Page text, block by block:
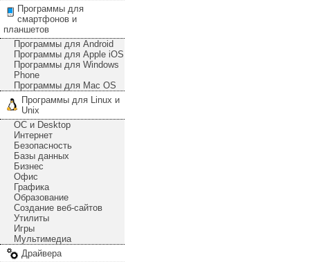
Программы для
смартфонов и
планшетов
Программы для Android
Программы для Apple iOS
Программы для Windows
Phone
Программы для Mac OS
Программы для Linux и
Unix
ОС и Desktop
Интернет
Безопасность
Базы данных
Бизнес
Офис
Графика
Образование
Создание веб-сайтов
Утилиты
Игры
Мультимедиа
Драйвера